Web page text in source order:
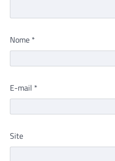
Nome *
E-mail *
Site